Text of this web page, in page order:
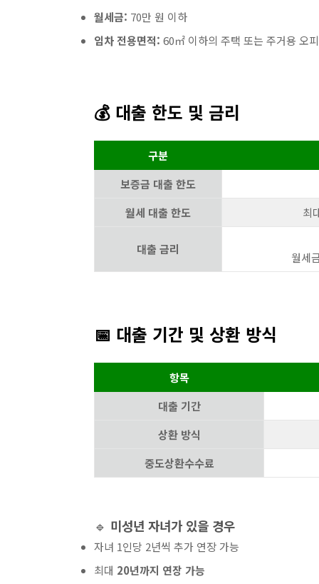
월세금: 70만 원 이하
임차 전용면적: 60㎡ 이하의 주택 또는 주거용 오
💰 대출 한도 및 금리
구분
보증금 대출 한도
월세 대출 한도
최
대출 금리
월세
📅 대출 기간 및 상환 방식
항목
대출 기간
상환 방식
중도상환수수료
🔹 미성년 자녀가 있을 경우
자녀 1인당 2년씩 추가 연장 가능
최대 20년까지 연장 가능